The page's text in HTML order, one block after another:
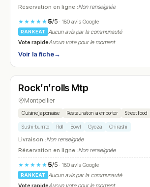
Réservation en ligne :Non renseignée
★★★★★ 5/5· 180 avis Google
RANKEAT
Aucun avis par la communauté
Vote rapideAucun vote pour le moment
Voir la fiche→
N° 18
Rock’n’rolls Mtp
Montpellier
Cuisine japonaise Restauration a emporter Street food
Sushi-burrito Roll Bowl Gyoza Chirashi
Livraison :Non renseignée
Réservation en ligne :Non renseignée
★★★★★ 5/5· 180 avis Google
RANKEAT
Aucun avis par la communauté
Vote rapideAucun vote pour le moment